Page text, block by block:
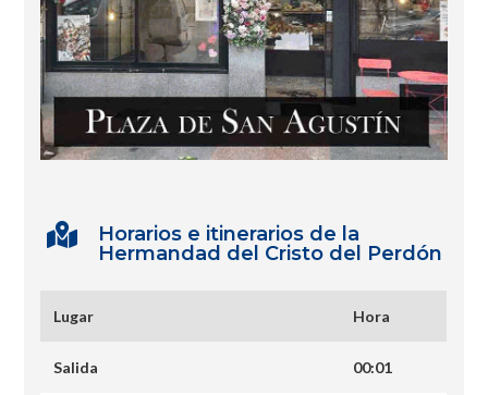

Horarios e itinerarios de la
Hermandad del Cristo del Perdón
Lugar Hora
Salida 00:01